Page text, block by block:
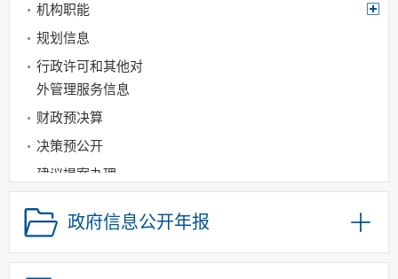
机构职能
规划信息
行政许可和其他对
外管理服务信息
财政预决算
决策预公开
建议提案办理
其他主动公开信息
政府信息公开年报